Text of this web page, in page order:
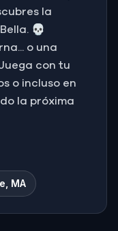
la
💀
o una
con tu
o incluso en
la próxima
MA